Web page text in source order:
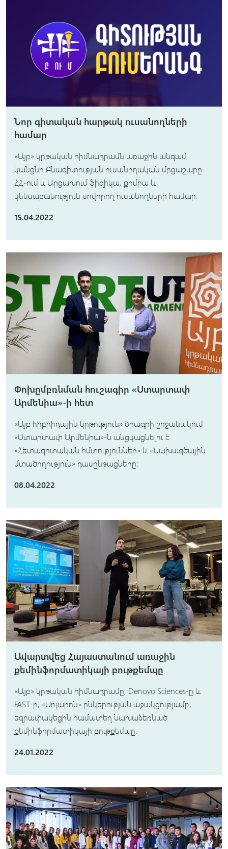
Նոր գիտական հարթակ ուսանողների
համար
«Այբ» կրթական հիմնադրամն առաջին անգամ
կանցնի Բնագիտության ուսանողական մրցաշարը
ՀՀ-ում և Արցախում ֆիզիկա, քիմիա և
կենսաբանություն սովորող ուսանողների համար:
15.04.2022
Փոխըմբռնման հուշագիր «Ստարտափ
Արմենիա»-ի հետ
«Այբ հիբրիդային կրթություն» ծրագրի շրջանակում
«Ստարտափ Արմենիա»-ն անցկացնելու է
«Հետազոտական հմտություններ» և «Նախագծային
մտածողություն» դասընթացները։
08.04.2022
Ավարտվեց Հայաստանում առաջին
քեմինֆորմատիկայի բութքեմպը
«Այբ» կրթական հիմնադրամը, Denovo Sciences-ը և
FAST-ը, «Սոլարոն» ընկերության աջակցությամբ,
եզրափակեցին համատեղ նախաձեռնած
քեմինֆորմատիկայի բութքեմպը։
24.01.2022